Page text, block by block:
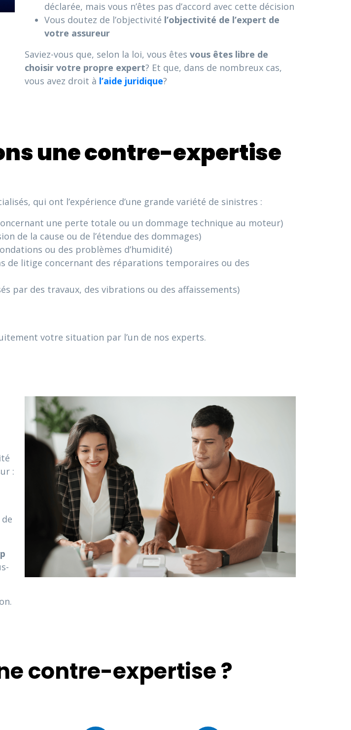
déclarée, mais vous n’êtes pas d’accord avec cette décision
Vous doutez de l’objectivité l’objectivité de l’expert de
votre assureur
Saviez-vous que, selon la loi, vous êtes vous êtes libre de
choisir votre propre expert? Et que, dans de nombreux cas,
vous avez droit à l’aide juridique?
une contre-expertise
qui ont l’expérience d’une grande variété de sinistres :
une perte totale ou un dommage technique au moteur)
de la cause ou de l’étendue des dommages)
ou des problèmes d’humidité)
de litige concernant des réparations temporaires ou des
par des travaux, des vibrations ou des affaissements)
votre situation par l’un de nos experts.
:
contre-expertise ?